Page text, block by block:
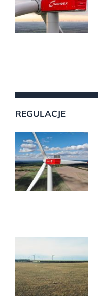
REGULACJE